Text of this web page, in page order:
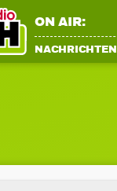
ON AIR:
NACHRICHTEN